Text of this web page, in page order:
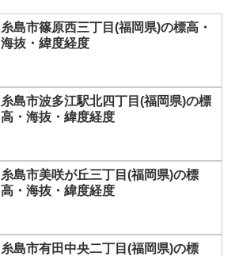
糸島市篠原西三丁目(福岡県)の標高・
海抜・緯度経度
糸島市波多江駅北四丁目(福岡県)の標
高・海抜・緯度経度
糸島市美咲が丘三丁目(福岡県)の標
高・海抜・緯度経度
糸島市有田中央二丁目(福岡県)の標